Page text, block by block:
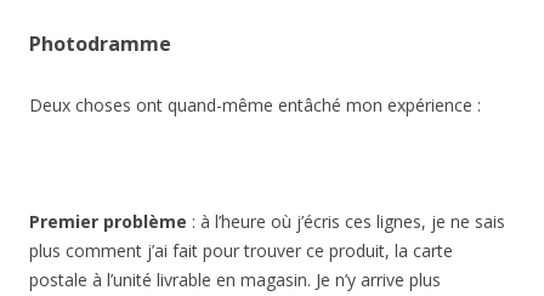
Photodramme
Deux choses ont quand-même entâché mon expérience :
Premier problème : à l’heure où j’écris ces lignes, je ne sais
plus comment j’ai fait pour trouver ce produit, la carte
postale à l’unité livrable en magasin. Je n’y arrive plus